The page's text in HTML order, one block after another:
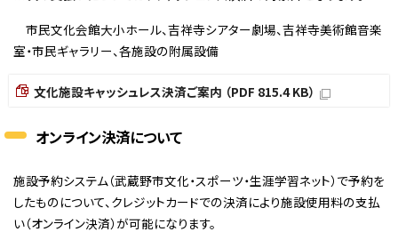
市民文化会館大小ホール、吉祥寺シアター劇場、吉祥寺美術館音楽
室・市民ギャラリー、各施設の附属設備
文化施設キャッシュレス決済ご案内 （PDF 815.4 KB）
オンライン決済について
施設予約システム（武蔵野市文化・スポーツ・生涯学習ネット）で予約を
したものについて、クレジットカードでの決済により施設使用料の支払
い（オンライン決済）が可能になります。